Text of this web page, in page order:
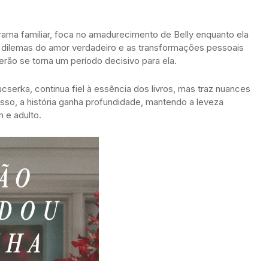
familiar, foca no amadurecimento de Belly enquanto ela
do amor verdadeiro e as transformações pessoais
se torna um período decisivo para ela.
continua fiel à essência dos livros, mas traz nuances
a história ganha profundidade, mantendo a leveza
e adulto.